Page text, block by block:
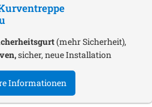
(mehr Sicherheit),
sicher, neue Installation
Informationen